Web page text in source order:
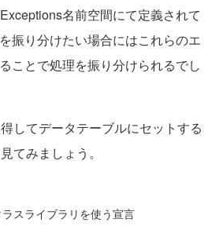
名前空間にて定義されて
振り分けたい場合にはこれらのエ
ことで処理を振り分けられるでし
してデータテーブルにセットする
てみましょう。
スライブラリを使う宣言